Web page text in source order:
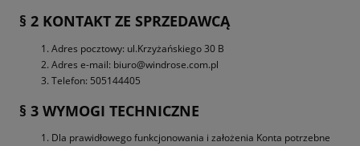
§ 2 KONTAKT ZE SPRZEDAWCĄ
Adres pocztowy: ul.Krzyżańskiego 30 B
Adres e-mail: biuro@windrose.com.pl
Telefon: 505144405
§ 3 WYMOGI TECHNICZNE
Dla prawidłowego funkcjonowania i założenia Konta potrzebne